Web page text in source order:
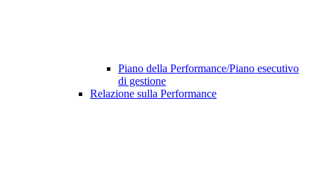
Piano della Performance/Piano esecutivo
di gestione
Relazione sulla Performance